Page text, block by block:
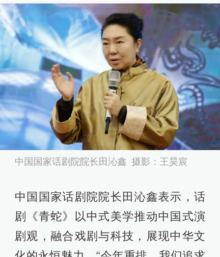
中国国家话剧院院长田沁鑫 摄影：王昊宸
中国国家话剧院院长田沁鑫表示，话
剧《青蛇》以中式美学推动中国式演
剧观，融合戏剧与科技，展现中华文